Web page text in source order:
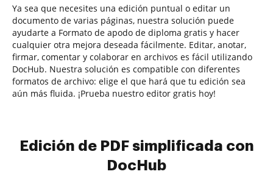
Ya sea que necesites una edición puntual o editar un
documento de varias páginas, nuestra solución puede
ayudarte a Formato de apodo de diploma gratis y hacer
cualquier otra mejora deseada fácilmente. Editar, anotar,
firmar, comentar y colaborar en archivos es fácil utilizando
DocHub. Nuestra solución es compatible con diferentes
formatos de archivo: elige el que hará que tu edición sea
aún más fluida. ¡Prueba nuestro editor gratis hoy!
Edición de PDF simplificada con
DocHub